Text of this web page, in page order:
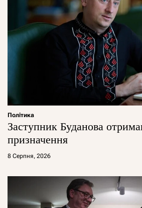
Політика
Заступник Буданова
призначення
8 Серпня, 2026